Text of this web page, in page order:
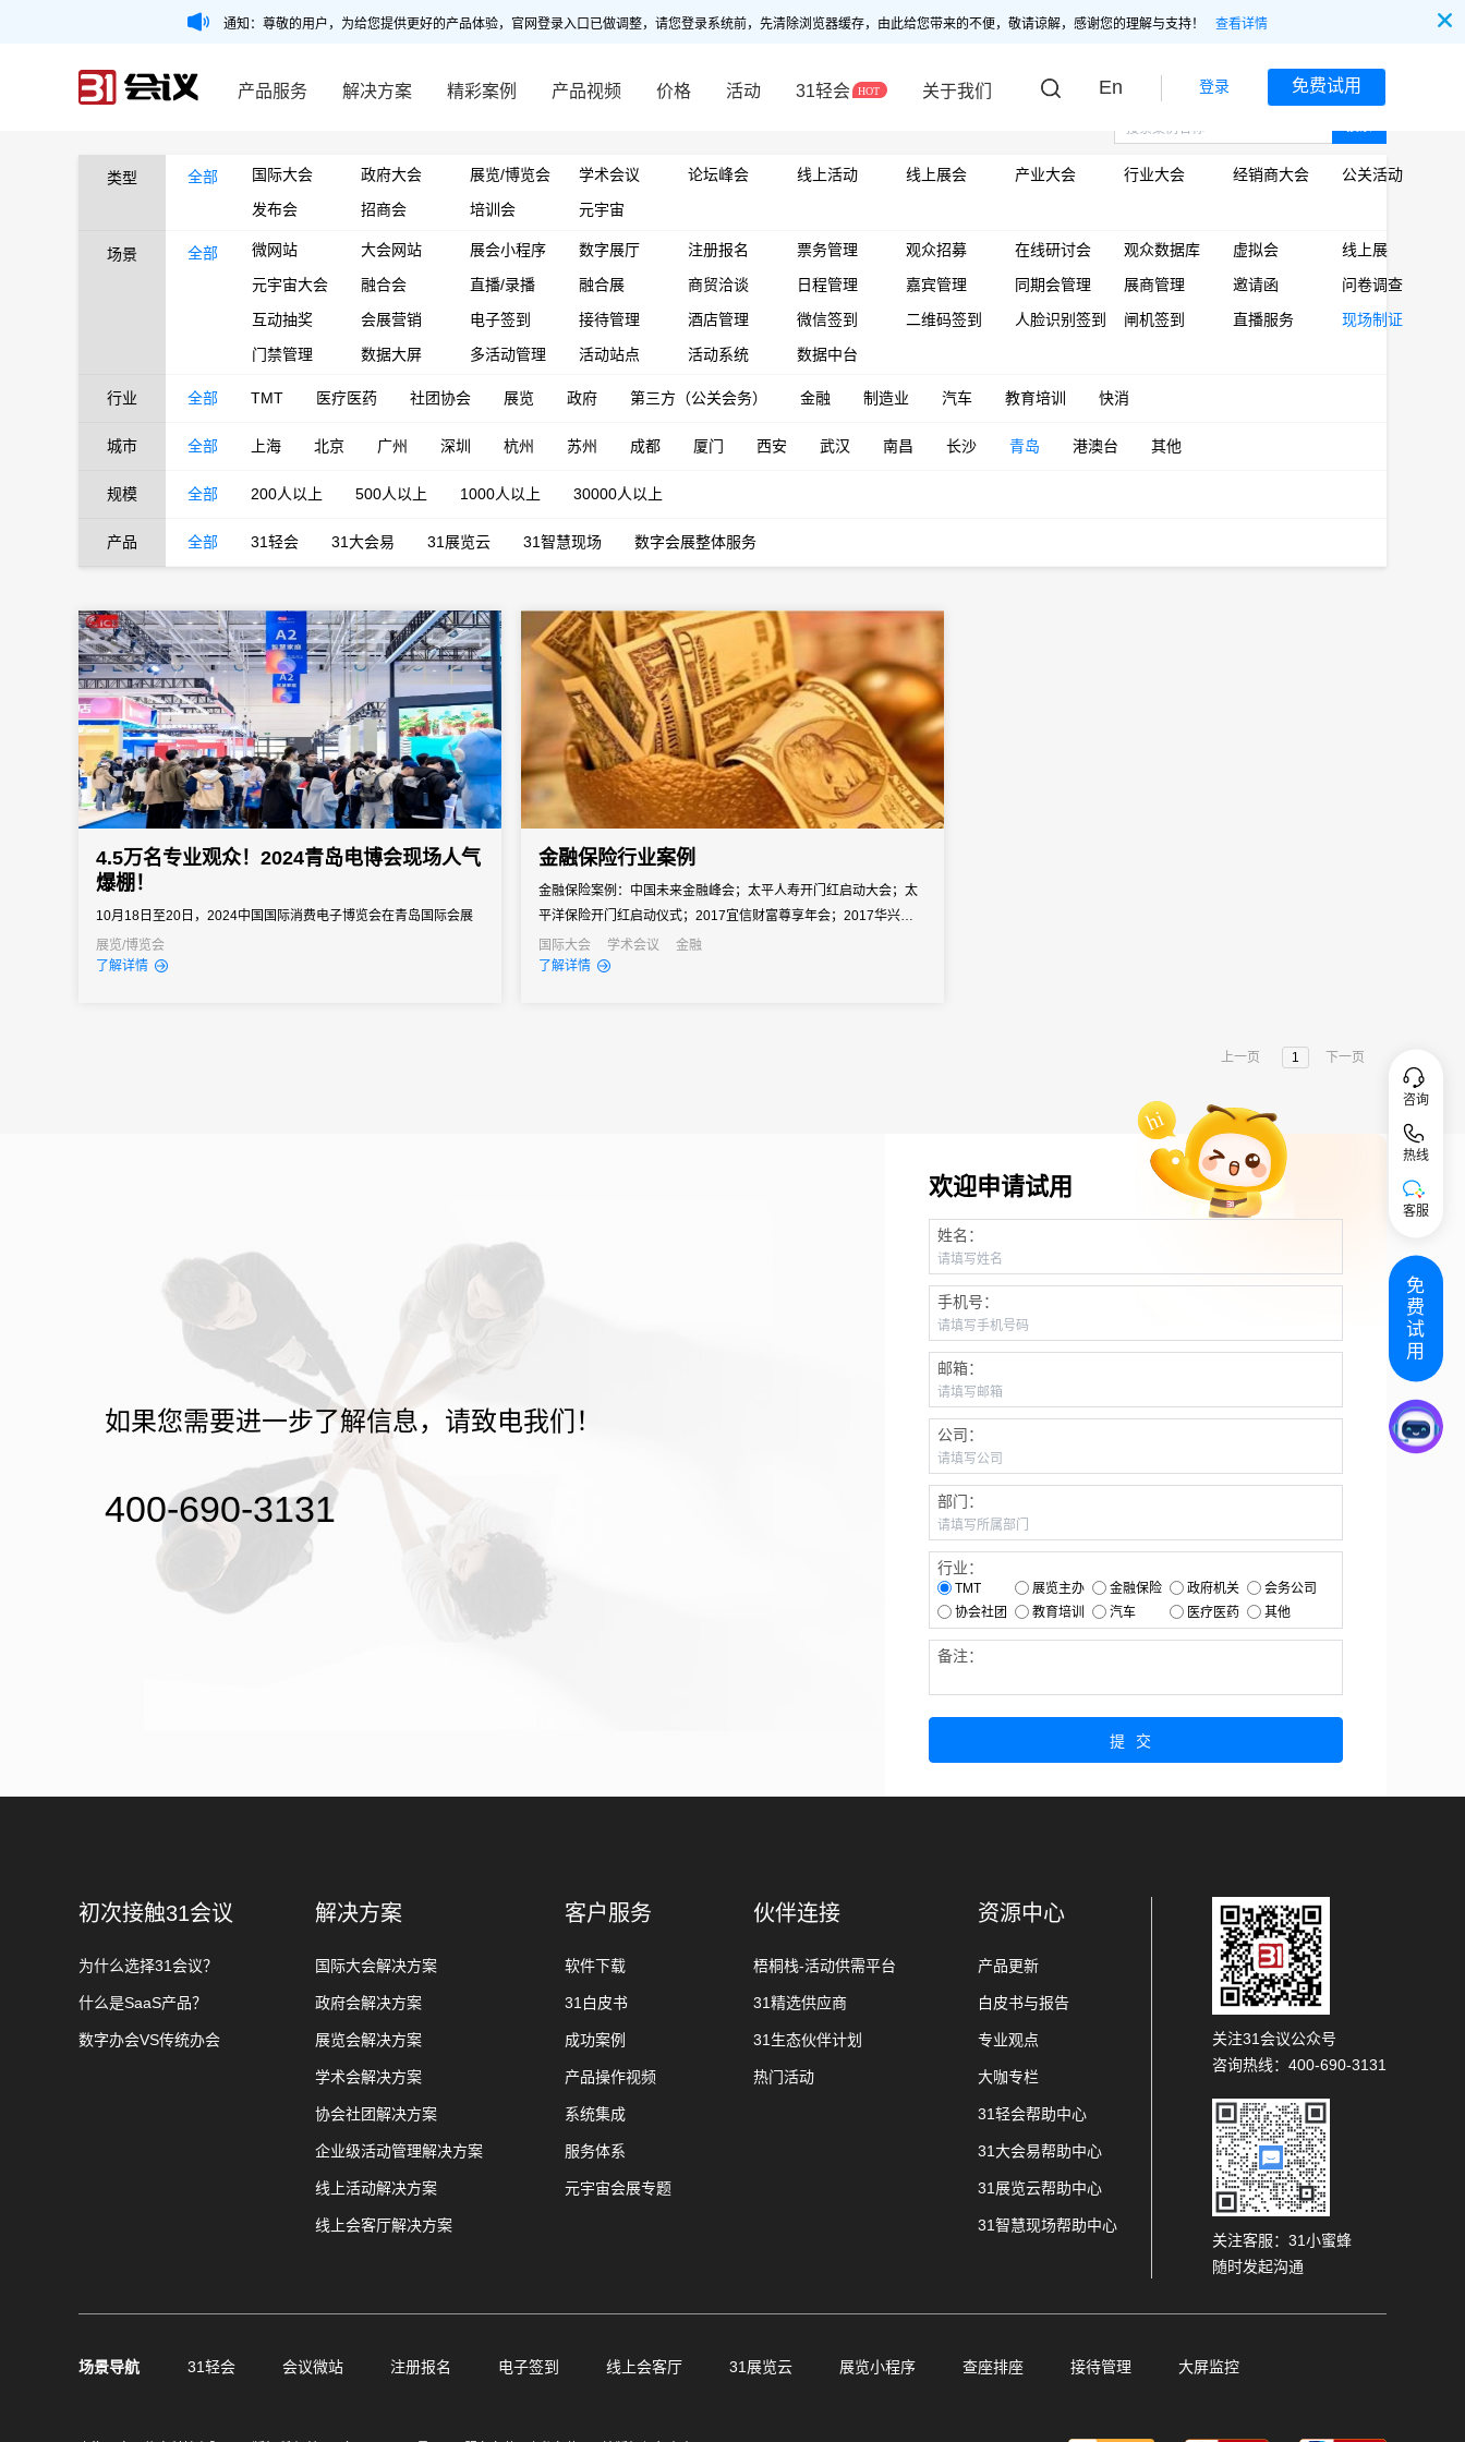
通知：尊敬的用户，为给您提供更好的产品体验，官网登录入口已做调整，请您登录系统前，先清除浏览器缓存，由此给您带来的不便，敬请谅解，感谢您的理解与支持！ 查看详情
产品服务 解决方案 精彩案例 产品视频 价格 活动 31轻会 关于我们 En 登录 免费试用
类型 全部 国际大会 政府大会 展览/博览会 学术会议 论坛峰会 线上活动 线上展会 产业大会 行业大会 经销商大会
公关活动
发布会
招商会 培训会 元宇宙
场景 全部 微网站 大会网站 展会小程序 数字展厅 注册报名 票务管理 观众招募 在线研讨会 观众数据库 虚拟会
线上展
元宇宙大会
融合会 直播/录播 融合展 商贸洽谈 日程管理 嘉宾管理 同期会管理 展商管理 邀请函
问卷调查
互动抽奖
会展营销 电子签到 接待管理 酒店管理 微信签到 二维码签到 人脸识别签到 闸机签到 直播服务
现场制证
门禁管理
数据大屏 多活动管理 活动站点 活动系统 数据中台
行业 全部 TMT 医疗医药 社团协会 展览 政府 第三方（公关会务） 金融 制造业 汽车 教育培训 快消
城市 全部 上海 北京 广州 深圳 杭州 苏州 成都 厦门 西安 武汉 南昌 长沙 青岛 港澳台 其他
规模 全部 200人以上 500人以上 1000人以上 30000人以上
产品 全部 31轻会 31大会易 31展览云 31智慧现场 数字会展整体服务
4.5万名专业观众！2024青岛电博会现场人气
爆棚！
10月18日至20日，2024中国国际消费电子博览会在青岛国际会展
中心隆重举行。本届展会瞄准当今全球消费电子领域的发展趋势，
以“绿色领航数链未来”为主题，为观众带来了消费电子行业的前沿技
展览/博览会
了解详情
金融保险行业案例
金融保险案例：中国未来金融峰会；太平人寿开门红启动大会；太
平洋保险开门红启动仪式；2017宜信财富尊享年会；2017华兴资本
影响力投资峰会；技术革命4.0东方证券策略会……
国际大会 学术会议
金融
了解详情
上一页 1 下一页
如果您需要进一步了解信息，请致电我们！
400-690-3131
欢迎申请试用
姓名：
手机号：
邮箱：
公司：
部门：
行业：
TMT 展览主办 金融保险 政府机关
会务公司
协会社团
教育培训 汽车 医疗医药 其他
备注：
提交
初次接触31会议
为什么选择31会议？
什么是SaaS产品？
数字办会VS传统办会
解决方案
国际大会解决方案
政府会解决方案
展览会解决方案
学术会解决方案
协会社团解决方案
企业级活动管理解决方案
线上活动解决方案
线上会客厅解决方案
客户服务
软件下载
31白皮书
成功案例
产品操作视频
系统集成
服务体系
元宇宙会展专题
伙伴连接
梧桐栈-活动供需平台
31精选供应商
31生态伙伴计划
热门活动
资源中心
产品更新
白皮书与报告
专业观点
大咖专栏
31轻会帮助中心
31大会易帮助中心
31展览云帮助中心
31智慧现场帮助中心
关注31会议公众号
咨询热线：400-690-3131
关注客服：31小蜜蜂
随时发起沟通
场景导航 31轻会 会议微站 注册报名 电子签到 线上会客厅 31展览云 展览小程序 查座排座 接待管理 大屏监控
咨询
热线
客服
免
费
试
用